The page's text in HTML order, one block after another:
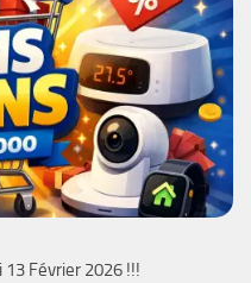
13 Février 2026 !!!